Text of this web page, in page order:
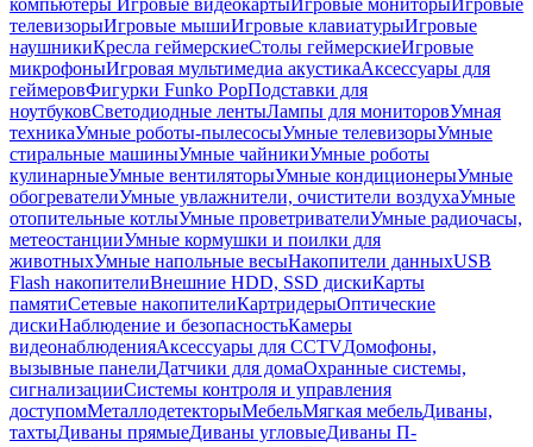
компьютеры Игровые видеокартыИгровые мониторыИгровые
телевизорыИгровые мышиИгровые клавиатурыИгровые
наушникиКресла геймерскиеСтолы геймерскиеИгровые
микрофоныИгровая мультимедиа акустикаАксессуары для
геймеровФигурки Funko PopПодставки для
ноутбуковСветодиодные лентыЛампы для мониторовУмная
техникаУмные роботы-пылесосыУмные телевизорыУмные
стиральные машиныУмные чайникиУмные роботы
кулинарныеУмные вентиляторыУмные кондиционерыУмные
обогревателиУмные увлажнители, очистители воздухаУмные
отопительные котлыУмные проветривателиУмные радиочасы,
метеостанцииУмные кормушки и поилки для
животныхУмные напольные весыНакопители данныхUSB
Flash накопителиВнешние HDD, SSD дискиКарты
памятиСетевые накопителиКартридерыОптические
дискиНаблюдение и безопасностьКамеры
видеонаблюденияАксессуары для CCTVДомофоны,
вызывные панелиДатчики для домаОхранные системы,
сигнализацииСистемы контроля и управления
доступомМеталлодетекторыМебельМягкая мебельДиваны,
тахтыДиваны прямыеДиваны угловыеДиваны П-